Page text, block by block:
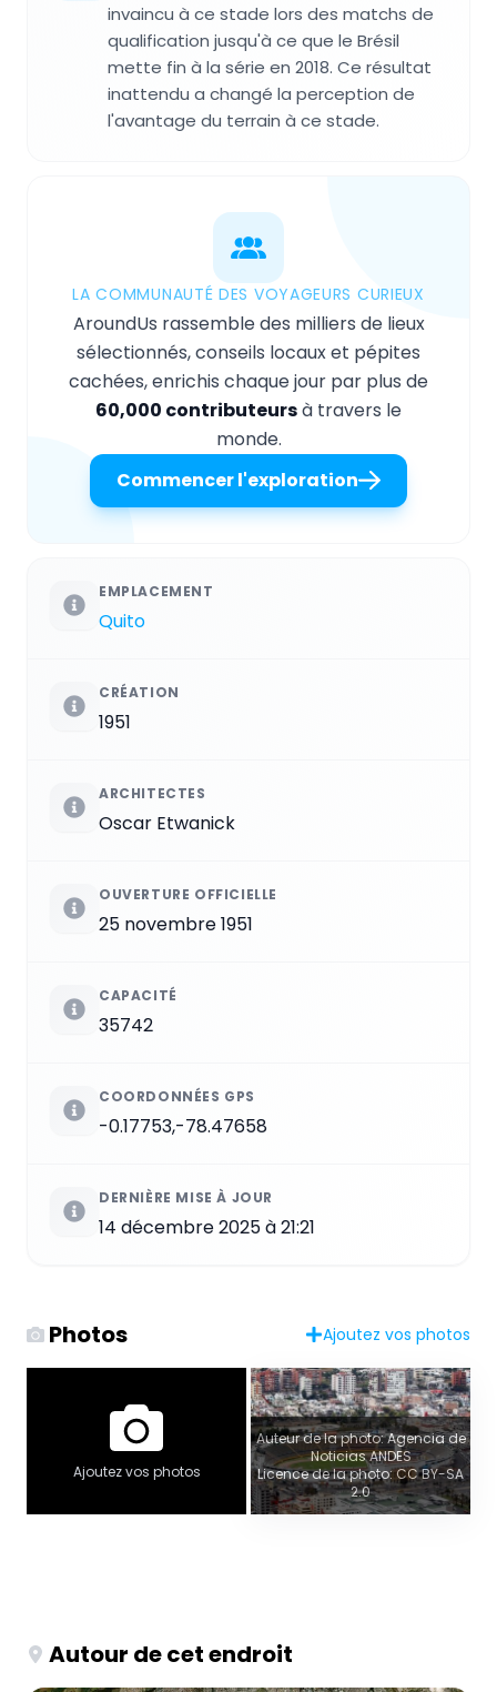
invaincu à ce stade lors des matchs de
qualification jusqu'à ce que le Brésil
mette fin à la série en 2018. Ce résultat
inattendu a changé la perception de
l'avantage du terrain à ce stade.
LA COMMUNAUTÉ DES VOYAGEURS CURIEUX
AroundUs rassemble des milliers de lieux
sélectionnés, conseils locaux et pépites
cachées, enrichis chaque jour par plus de
60,000 contributeursà travers le
monde.
Commencer l'exploration
EMPLACEMENT
Quito
CRÉATION
1951
ARCHITECTES
Oscar Etwanick
OUVERTURE OFFICIELLE
25 novembre 1951
CAPACITÉ
35742
COORDONNÉES GPS
-0.17753,-78.47658
DERNIÈRE MISE À JOUR
14 décembre 2025 à 21:21
Photos Ajoutez vos photos
Ajoutez vos photos
Auteur de la photo: Agencia de
Noticias ANDES
Licence de la photo: CC BY-SA
2.0
Autour de cet endroit